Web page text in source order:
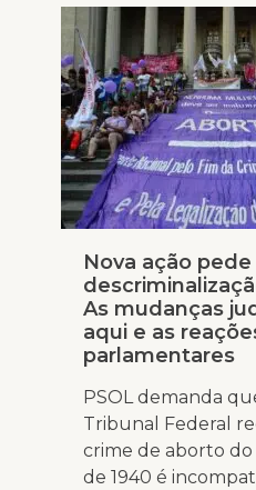
Nova ação pede
As mudanças
aqui e as
parlamentares
PSOL demanda
Tribunal Federal
crime de aborto do
de 1940 é